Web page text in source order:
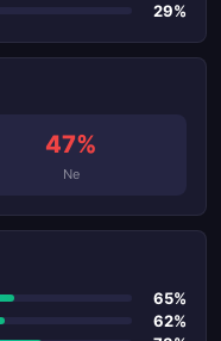
29%
47%
Ne
65%
62%